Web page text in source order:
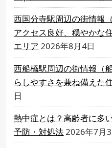
西国分寺駅周辺の街情報
アクセス良好、穏やかな
エリア 2026年8月4日
西船橋駅周辺の街情報（
らしやすさを兼ね備えた
日
熱中症とは？高齢者に多
予防・対処法 2026年7月